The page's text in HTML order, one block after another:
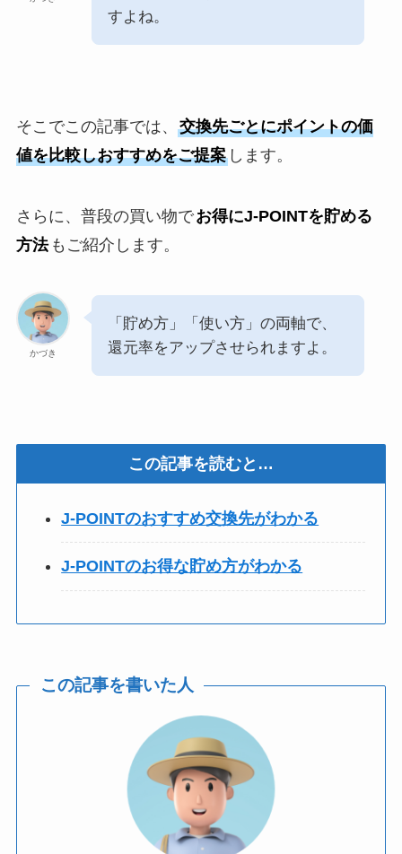
すよね。
そこでこの記事では、 交換先ごとにポイントの価
値を比較しおすすめをご提案します。
さらに、普段の買い物でお得にJ-POINTを貯める
方法 もご紹介します。
かづき
「貯め方」「使い方」の両軸で、
還元率をアップさせられますよ。
この記事を読むと…
J-POINTのおすすめ交換先がわかる
J-POINTのお得な貯め方がわかる
この記事を書いた人